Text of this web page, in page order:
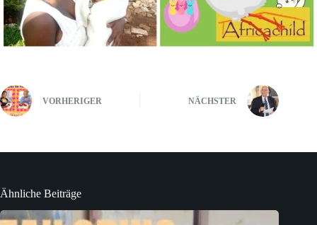
VORHERIGER NÄCHSTER
Ähnliche Beiträge